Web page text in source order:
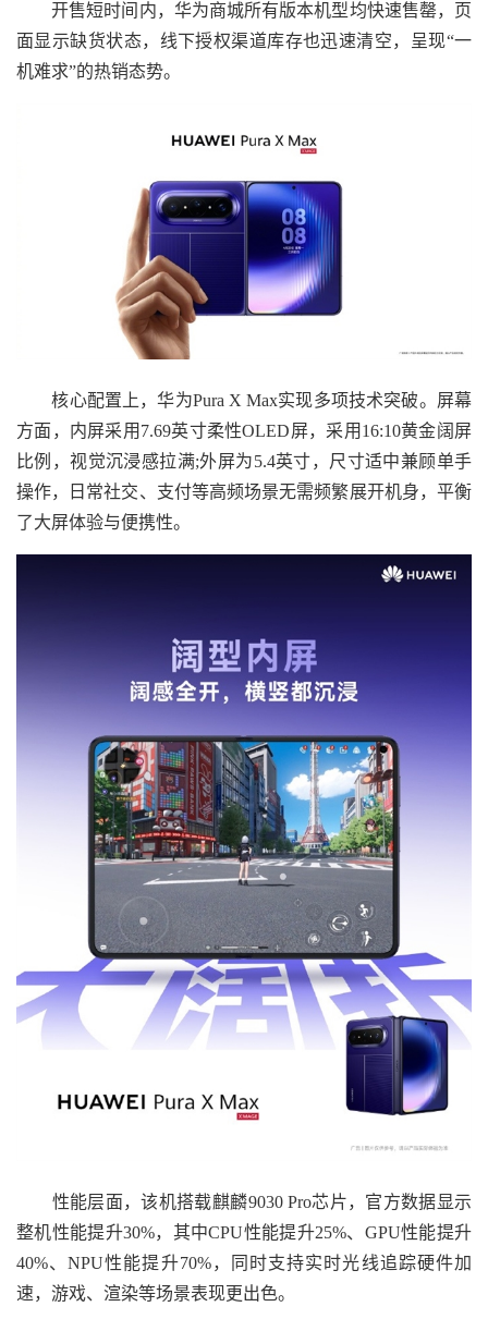
开售短时间内，华为商城所有版本机型均快速售罄，页
面显示缺货状态，线下授权渠道库存也迅速清空，呈现“一
机难求”的热销态势。
核心配置上，华为Pura X Max实现多项技术突破。屏幕
方面，内屏采用7.69英寸柔性OLED屏，采用16:10黄金阔屏
比例，视觉沉浸感拉满;外屏为5.4英寸，尺寸适中兼顾单手
操作，日常社交、支付等高频场景无需频繁展开机身，平衡
了大屏体验与便携性。
性能层面，该机搭载麒麟9030 Pro芯片，官方数据显示
整机性能提升30%，其中CPU性能提升25%、GPU性能提升
40%、NPU性能提升70%，同时支持实时光线追踪硬件加
速，游戏、渲染等场景表现更出色。